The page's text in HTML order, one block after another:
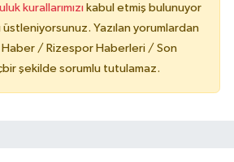
kurallarımızı kabul etmiş bulunuyor
Yazılan yorumlardan
/ Rizespor Haberleri / Son
şekilde sorumlu tutulamaz.